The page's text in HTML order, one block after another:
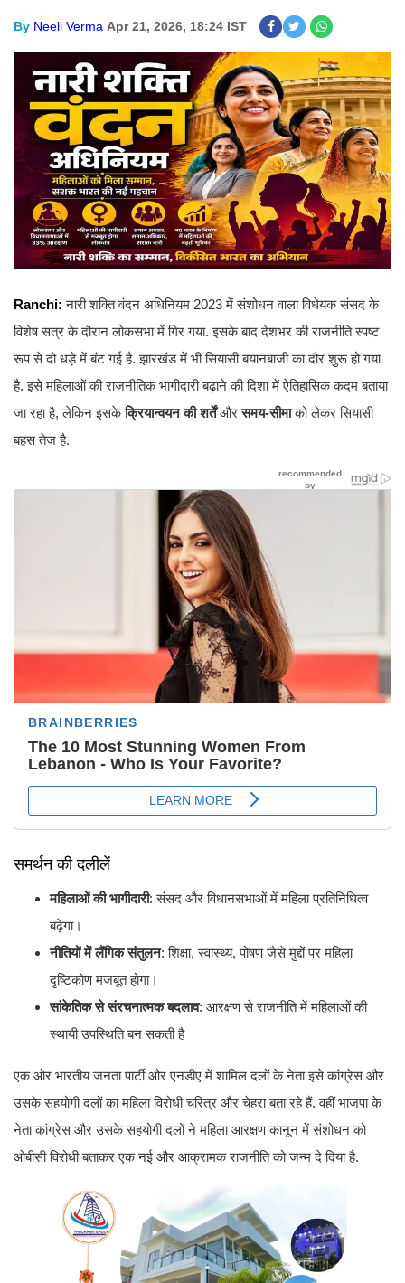
By Neeli Verma Apr 21, 2026, 18:24 IST
Ranchi: नारी शक्ति वंदन अधिनियम 2023 में संशोधन वाला विधेयक संसद के
विशेष सत्र के दौरान लोकसभा में गिर गया. इसके बाद देशभर की राजनीति स्पष्ट
रूप से दो धड़े में बंट गई है. झारखंड में भी सियासी बयानबाजी का दौर शुरू हो गया
है. इसे महिलाओं की राजनीतिक भागीदारी बढ़ाने की दिशा में ऐतिहासिक कदम बताया
जा रहा है, लेकिन इसकेक्रियान्वयन की शर्तेंऔरसमय-सीमाको लेकर सियासी
बहस तेज है.
समर्थन की दलीलें
महिलाओं की भागीदारी: संसद और विधानसभाओं में महिला प्रतिनिधित्व
बढ़ेगा।
नीतियों में लैंगिक संतुलन: शिक्षा, स्वास्थ्य, पोषण जैसे मुद्दों पर महिला
दृष्टिकोण मजबूत होगा।
सांकेतिक से संरचनात्मक बदलाव: आरक्षण से राजनीति में महिलाओं की
स्थायी उपस्थिति बन सकती है
एक ओर भारतीय जनता पार्टी और एनडीए में शामिल दलों के नेता इसे कांग्रेस और
उसके सहयोगी दलों का महिला विरोधी चरित्र और चेहरा बता रहे हैं. वहीं भाजपा के
नेता कांग्रेस और उसके सहयोगी दलों ने महिला आरक्षण कानून में संशोधन को
ओबीसी विरोधी बताकर एक नई और आक्रामक राजनीति को जन्म दे दिया है.